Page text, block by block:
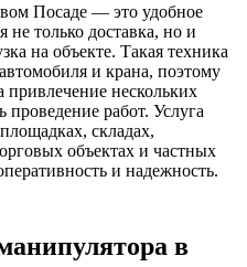
Посаде — это удобное
не только доставка, но и
на объекте. Такая техника
и крана, поэтому
привлечение нескольких
работ. Услуга
складах,
объектах и частных
и надежность.
в